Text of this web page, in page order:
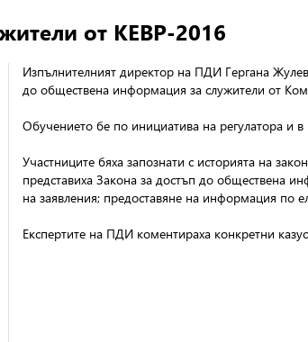
от КЕВР-2016
Изпълнителният директор на ПДИ Гергана
до обществена информация за служители от
Обучението бе по инициатива на регулатора и в
Участниците бяха запознати с историята на
представиха Закона за достъп до обществена
на заявления; предоставяне на информация по
Експертите на ПДИ коментираха конкретни